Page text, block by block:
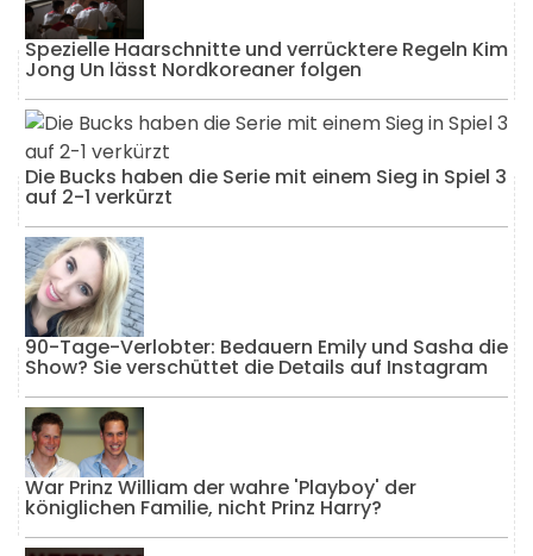
Spezielle Haarschnitte und verrücktere Regeln Kim
Jong Un lässt Nordkoreaner folgen
Die Bucks haben die Serie mit einem Sieg in Spiel 3
auf 2-1 verkürzt
90-Tage-Verlobter: Bedauern Emily und Sasha die
Show? Sie verschüttet die Details auf Instagram
War Prinz William der wahre 'Playboy' der
königlichen Familie, nicht Prinz Harry?